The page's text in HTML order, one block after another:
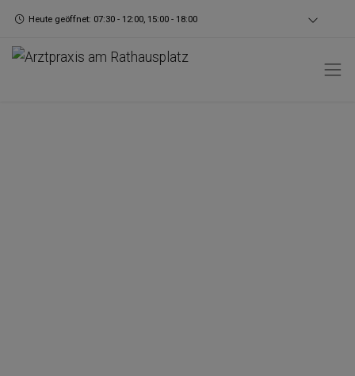
Heute geöffnet: 07:30 - 12:00, 15:00 - 18:00